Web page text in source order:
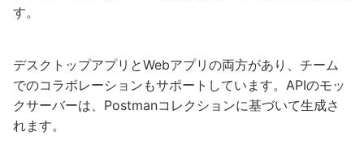
す。
デスクトップアプリとWebアプリの両方があり、チーム
でのコラボレーションもサポートしています。APIのモッ
クサーバーは、Postmanコレクションに基づいて生成さ
れます。